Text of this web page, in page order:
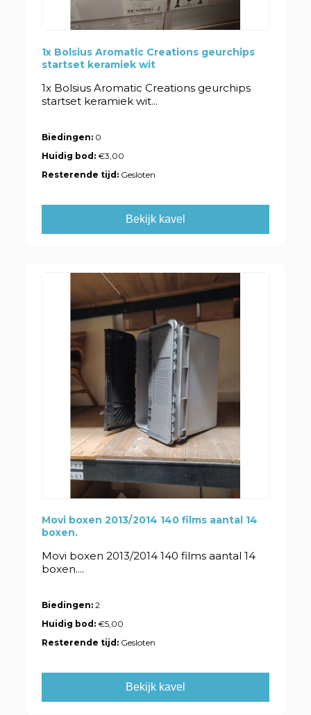
1x Bolsius Aromatic Creations geurchips
startset keramiek wit
1x Bolsius Aromatic Creations geurchips
startset keramiek wit...
Biedingen: 0
Huidig bod:€3,00
Resterende tijd: Gesloten
Bekijk kavel
Movi boxen 2013/2014 140 films aantal 14
boxen.
Movi boxen 2013/2014 140 films aantal 14
boxen....
Biedingen: 2
Huidig bod:€5,00
Resterende tijd: Gesloten
Bekijk kavel